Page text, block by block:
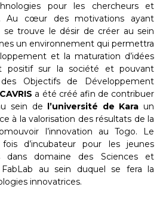
pour les chercheurs et
Au cœur des motivations ayant
se trouve le désir de créer au sein
un environnement qui permettra
et la maturation d’idées
positif sur la société et pouvant
Objectifs de Développement
CAVRIS a été créé afin de contribuer
sein de
l’université de Kara un
à la valorisation des résultats de la
l’innovation au Togo. Le
d’incubateur pour les jeunes
dans domaine des Sciences et
au sein duquel se fera la
innovatrices.